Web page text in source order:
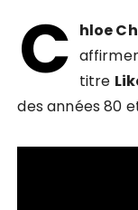
C hloe
titre
des années 80